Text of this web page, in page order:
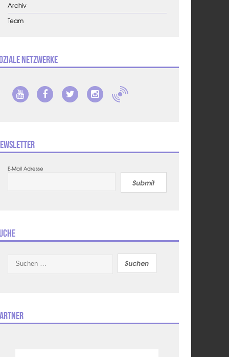
Archiv
Team
Netzwerke
E-Mail Adresse
Submit
nach: